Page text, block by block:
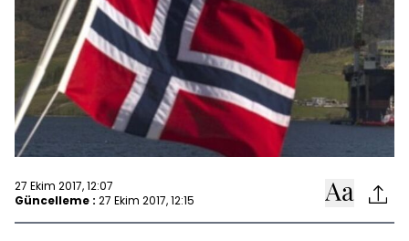
27 Ekim 2017, 12:07
Güncelleme : 27 Ekim 2017, 12:15